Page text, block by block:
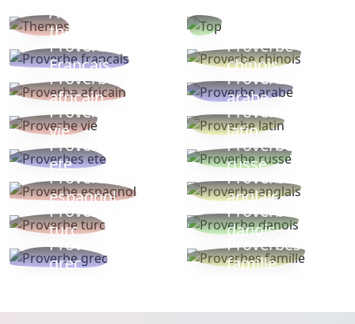
Autres
thèmes
Proverbe
Français
Proverbe
chinois
Proverbe
africain
Proverbe
arabe
Proverbe
vie
Proverbe
latin
Proverbes
ete
Proverbe
russe
Proverbe
espagnol
Proverbe
anglais
Proverbe
turc
Proverbe
danois
Proverbe
grec
Proverbes
famille